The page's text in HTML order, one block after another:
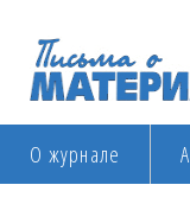
О журнале